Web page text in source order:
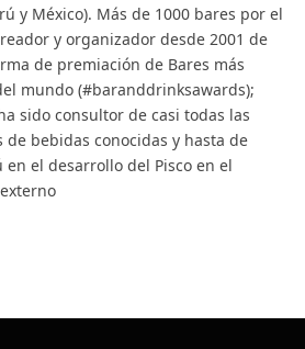
y México). Más de 1000 bares por el
y organizador desde 2001 de
de premiación de Bares más
mundo (#baranddrinksawards);
sido consultor de casi todas las
de bebidas conocidas y hasta de
en el desarrollo del Pisco en el